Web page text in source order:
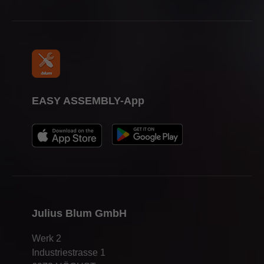
Julius Blum GmbH
Werk 2
Industriestrasse 1
EASY ASSEMBLY-App